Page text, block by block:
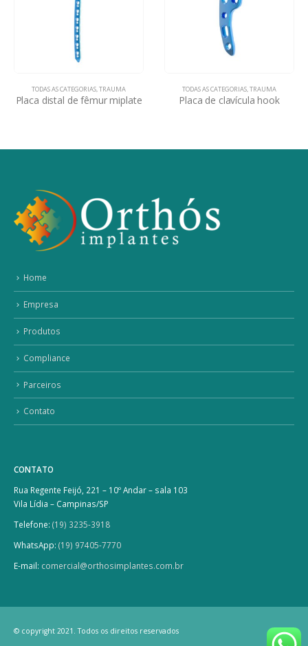
TODAS AS CATEGORIAS,TRAUMA
Placa distal de fêmur miplate
TODAS AS CATEGORIAS,TRAUMA
Placa de clavícula hook
Home
Empresa
Produtos
Compliance
Parceiros
Contato
CONTATO
Rua Regente Feijó, 221 – 10º Andar – sala 103
Vila Lídia – Campinas/SP
Telefone: (19) 3235-3918
WhatsApp: (19) 97405-7770
E-mail: comercial@orthosimplantes.com.br
© copyright 2021. Todos os direitos reservados